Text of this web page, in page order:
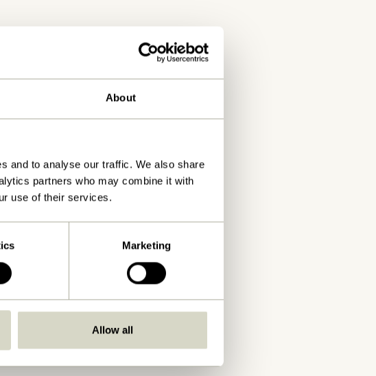
About
and to analyse our traffic. We also share
partners who may combine it with
use of their services.
Marketing
Allow all